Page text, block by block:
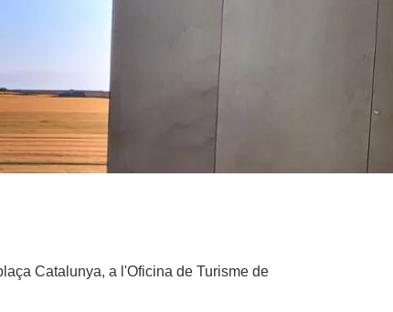
Catalunya, a l'Oficina de Turisme de